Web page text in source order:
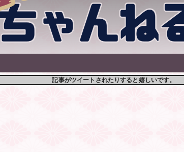
記事がツイートされたりすると嬉しいです。